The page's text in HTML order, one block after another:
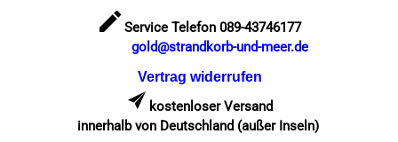
Service Telefon 089-43746177
gold@strandkorb-und-meer.de
Vertrag widerrufen
kostenloser Versand
innerhalb von Deutschland (außer Inseln)